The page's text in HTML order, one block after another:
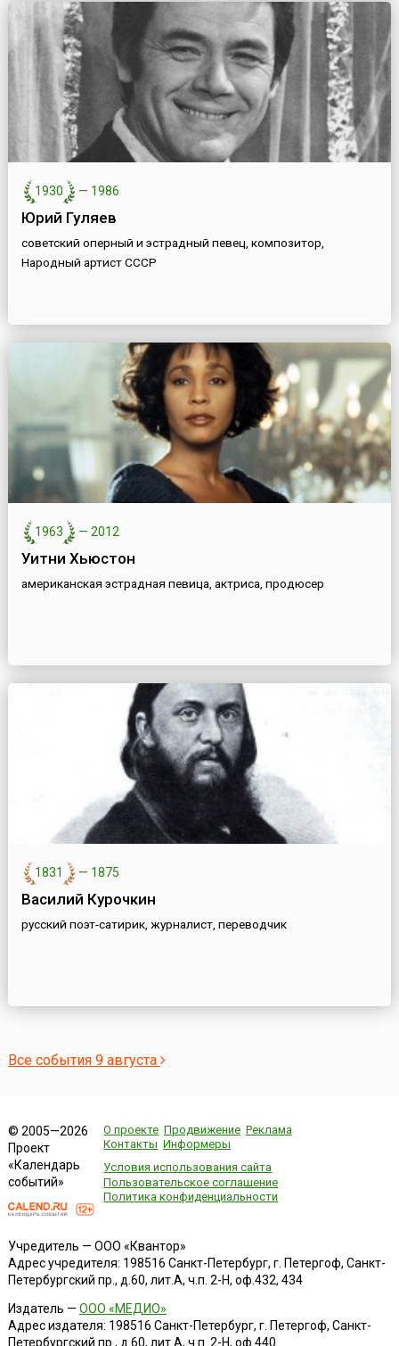
1930 — 1986
Юрий Гуляев
советский оперный и эстрадный певец, композитор,
Народный артист СССР
1963 — 2012
Уитни Хьюстон
американская эстрадная певица, актриса, продюсер
1831 — 1875
Василий Курочкин
русский поэт-сатирик, журналист, переводчик
Все события 9 августа
© 2005—2026
Проект
«Календарь
событий»
О проекте Продвижение Реклама
Контакты Информеры
Условия использования сайта
Пользовательское соглашение
Политика конфиденциальности
Учредитель — ООО «Квантор»
Адрес учредителя: 198516 Санкт-Петербург, г. Петергоф, Санкт-
Петербургский пр., д.60, лит.А, ч.п. 2-Н, оф.432, 434
Издатель — ООО «МЕДИО»
Адрес издателя: 198516 Санкт-Петербург, г. Петергоф, Санкт-
Петербургский пр., д.60, лит.А, ч.п. 2-Н, оф.440